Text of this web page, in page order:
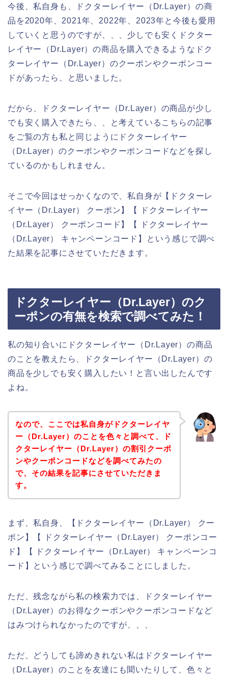
今後、私自身も、ドクターレイヤー（Dr.Layer）の商
品を2020年、2021年、2022年、2023年と今後も愛用
していくと思うのですが、、、少しでも安くドクター
レイヤー（Dr.Layer）の商品を購入できるようなドク
ターレイヤー（Dr.Layer）のクーポンやクーポンコー
ドがあったら、と思いました。
だから、ドクターレイヤー（Dr.Layer）の商品が少し
でも安く購入できたら、、と考えているこちらの記事
をご覧の方も私と同じようにドクターレイヤー
（Dr.Layer）のクーポンやクーポンコードなどを探し
ているのかもしれません。
そこで今回はせっかくなので、私自身が【ドクターレ
イヤー（Dr.Layer） クーポン】【 ドクターレイヤー
（Dr.Layer） クーポンコード】【 ドクターレイヤー
（Dr.Layer） キャンペーンコード】という感じで調べ
た結果を記事にさせていただきます。
ドクターレイヤー（Dr.Layer）のク
ーポンの有無を検索で調べてみた！
私の知り合いにドクターレイヤー（Dr.Layer）の商品
のことを教えたら、ドクターレイヤー（Dr.Layer）の
商品を少しでも安く購入したい！と言い出したんです
よね。
なので、ここでは私自身がドクターレイヤ
ー（Dr.Layer）のことを色々と調べて、ド
クターレイヤー（Dr.Layer）の割引クーポ
ンやクーポンコードなどを調べてみたの
で、その結果を記事にさせていただきま
す。
まず、私自身、【ドクターレイヤー（Dr.Layer） クー
ポン】【 ドクターレイヤー（Dr.Layer） クーポンコー
ド】【 ドクターレイヤー（Dr.Layer） キャンペーンコ
ード】という感じで調べてみることにしました。
ただ、残念ながら私の検索力では、ドクターレイヤー
（Dr.Layer）のお得なクーポンやクーポンコードなど
はみつけられなかったのですが、、、
ただ、どうしても諦めきれない私はドクターレイヤー
（Dr.Layer）のことを友達にも聞いたりして、色々と